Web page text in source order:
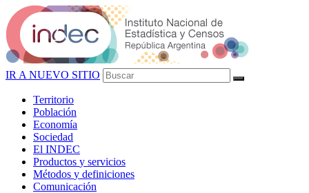
IR A NUEVO SITIO
Territorio
Población
Economía
Sociedad
El INDEC
Productos y servicios
Métodos y definiciones
Comunicación